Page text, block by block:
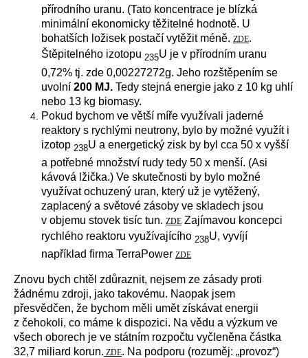
přírodního uranu. (Tato koncentrace je blízká
minimální ekonomicky těžitelné hodnotě. U
bohatších ložisek postačí vytěžit méně. ZDE.
Štěpitelného izotopu 235U je v přírodním uranu
0,72% tj. zde 0,00227272g. Jeho rozštěpením se
uvolní 200 MJ. Tedy stejná energie jako z 10 kg uhlí
nebo 13 kg biomasy.
Pokud bychom ve větší míře využívali jaderné
reaktory s rychlými neutrony, bylo by možné využít i
izotop 238U a energetický zisk by byl cca 50 x vyšší
a potřebné množství rudy tedy 50 x menší. (Asi
kávová lžička.) Ve skutečnosti by bylo možné
využívat ochuzený uran, který už je vytěžený,
zaplacený a světové zásoby ve skladech jsou
v objemu stovek tisíc tun. ZDE Zajímavou koncepci
rychlého reaktoru využívajícího 238U, vyvíjí
například firma TerraPower ZDE
Znovu bych chtěl zdůraznit, nejsem ze zásady proti
žádnému zdroji, jako takovému. Naopak jsem
přesvědčen, že bychom měli umět získávat energii
z čehokoli, co máme k dispozici. Na vědu a výzkum ve
všech oborech je ve státním rozpočtu vyčleněna částka
32,7 miliard korun. ZDE. Na podporu (rozuměj: „provoz“)